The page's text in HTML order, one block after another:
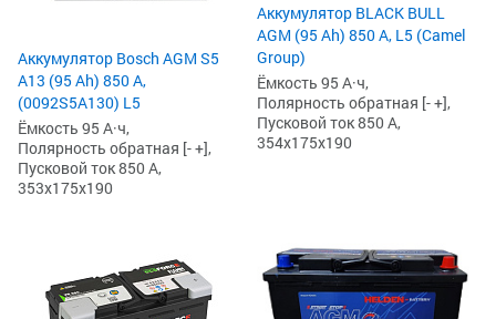
Аккумулятор Bosch AGM S5
А13 (95 Ah) 850 А,
(0092S5A130) L5
Ёмкость 95 А·ч,
Полярность обратная [- +],
Пусковой ток 850 А,
353x175x190
Аккумулятор BLACK BULL
AGM (95 Ah) 850 А, L5 (Camel
Group)
Ёмкость 95 А·ч,
Полярность обратная [- +],
Пусковой ток 850 А,
354x175x190